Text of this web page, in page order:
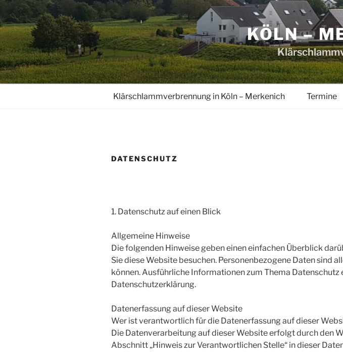
Inhalt
springen
KÖLN –
Klärschlammverbrennung in Köln – Merkenich Termine
DATENSCHUTZ
1. Datenschutz auf einen Blick
Allgemeine Hinweise
Die folgenden Hinweise geben einen einfachen Überblick
Sie diese Website besuchen. Personenbezogene Daten sind
können. Ausführliche Informationen zum Thema
Datenschutzerklärung.
Datenerfassung auf dieser Website
Wer ist verantwortlich für die Datenerfassung auf dieser
Die Datenverarbeitung auf dieser Website erfolgt durch den
Abschnitt „Hinweis zur Verantwortlichen Stelle“ in dieser